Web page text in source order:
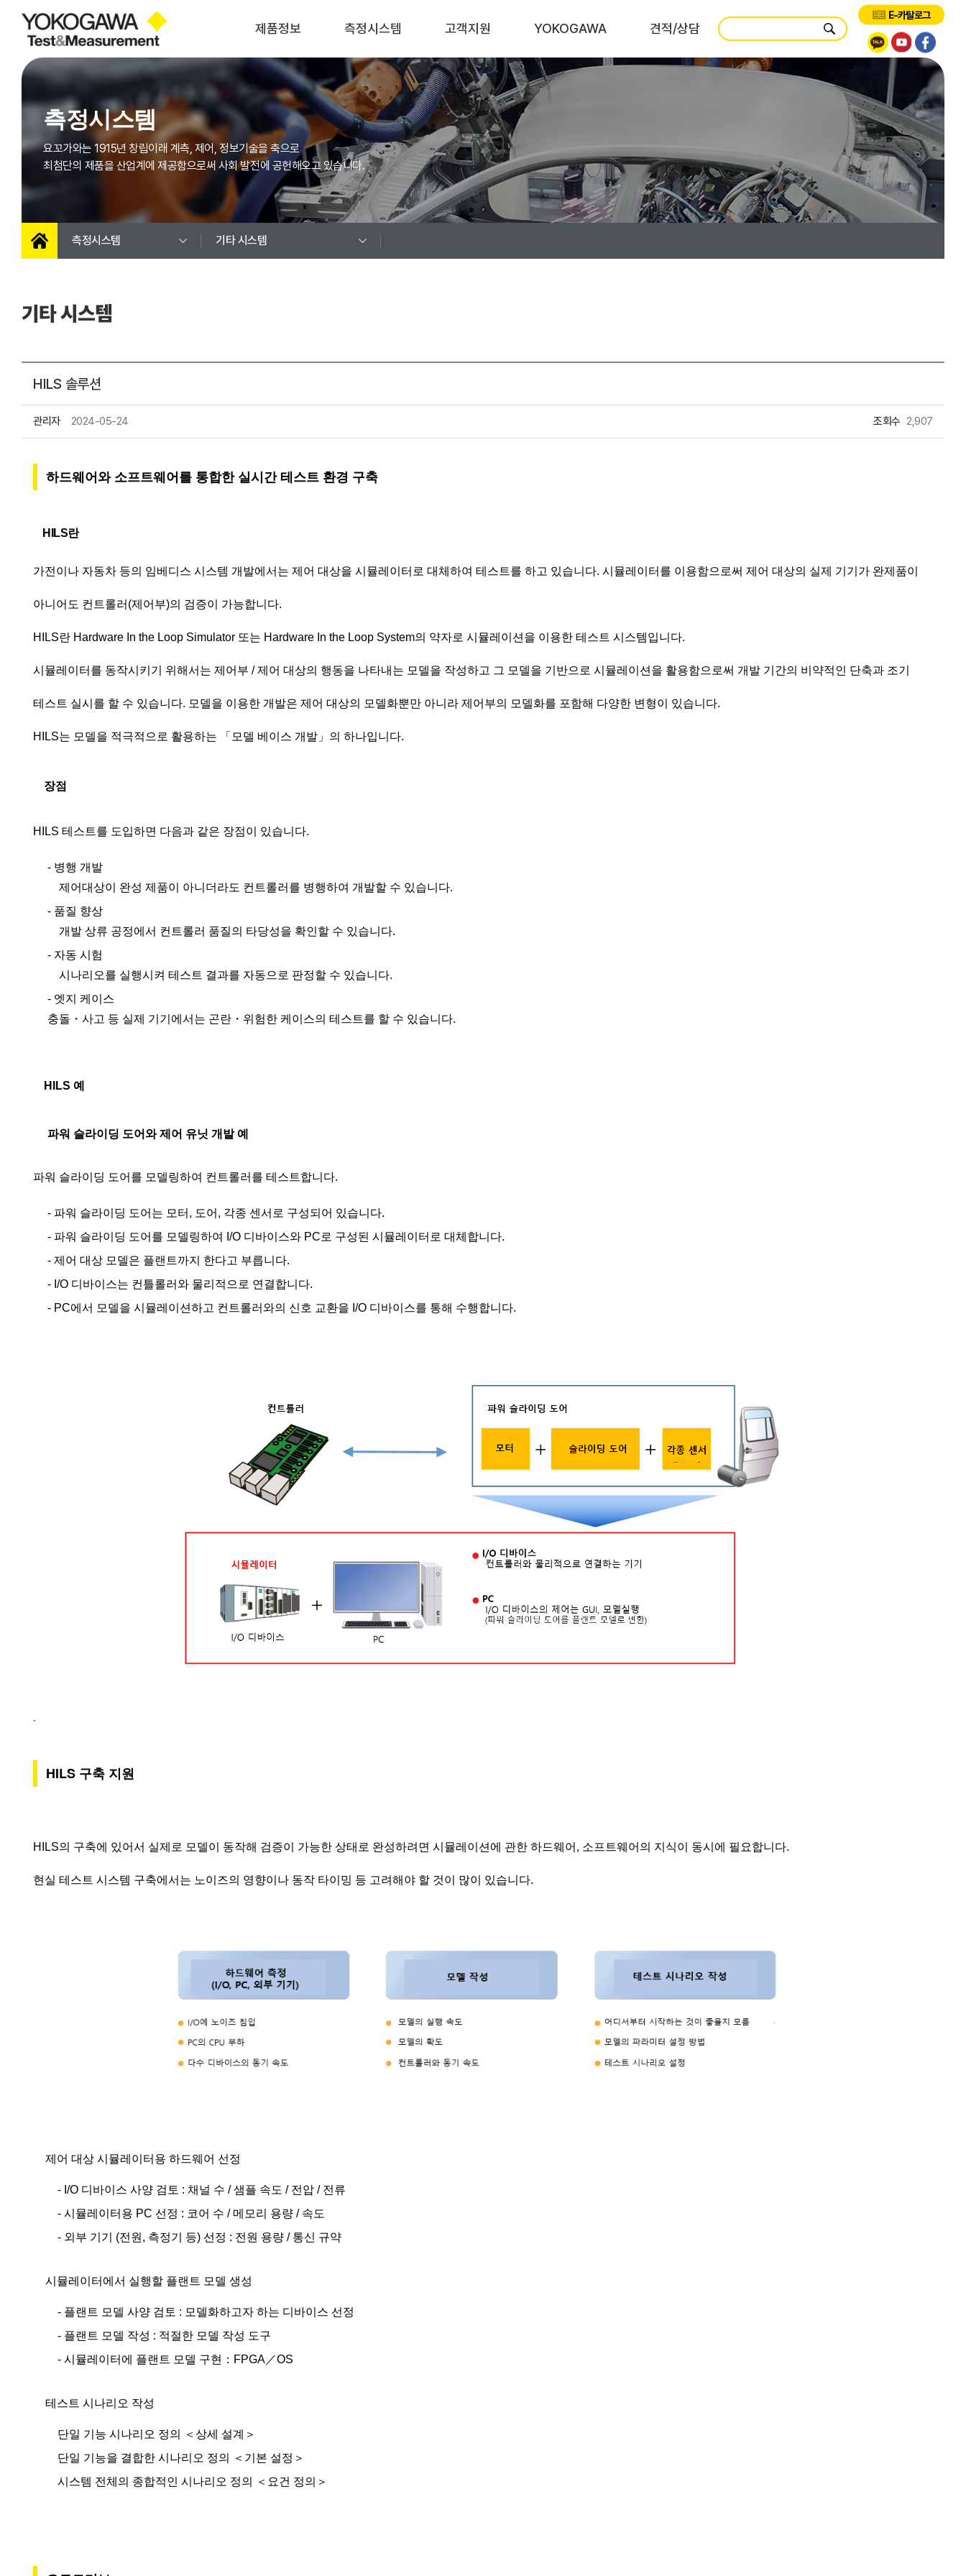
제품정보
파워 아날라이저
오실로스코프
스코프코더
모듈 (스코프코더)
레코더
광스펙트럼
아날라이저
광 측정장비
SMU(소스 & 메저
유닛)
고정밀 캘리브레이터
압력측정기
멀티미터
펑션 제너레이터
휴대용 캘리브레이터
휴대용 측정기
측정시스템
측정시스템
자동차
신재생 에너지
가전
철손 측정 시스템
기타 시스템
고객지원
산업별 어플리케이션
제품기초지식
White Papers
Videos
다운로드
Q&A
YOKOGAWA
대리점안내
오시는길
이벤트
견적/상담
교육요청
E-카탈로그
측정시스템
요꼬가와는 1915년 창립이래 계측, 제어, 정보기술을 축으로
최첨단의 제품을 산업계에 제공함으로써 사회 발전에 공헌해오고 있습니다.
측정시스템 기타 시스템
기타 시스템
HILS 솔루션
관리자 2024-05-24 조회수 2,907
하드웨어와 소프트웨어를 통합한 실시간 테스트 환경 구축
HILS란
가전이나 자동차 등의 임베디스 시스템 개발에서는 제어 대상을 시뮬레이터로 대체하여 테스트를 하고 있습니다. 시뮬레이터를 이용함으로써 제어 대상의 실제 기기가 완제품이
아니어도 컨트롤러(제어부)의 검증이 가능합니다.
HILS란 Hardware In the Loop Simulator 또는 Hardware In the Loop System의 약자로 시뮬레이션을 이용한 테스트 시스템입니다.
시뮬레이터를 동작시키기 위해서는 제어부 / 제어 대상의 행동을 나타내는 모델을 작성하고 그 모델을 기반으로 시뮬레이션을 활용함으로써 개발 기간의 비약적인 단축과 조기
테스트 실시를 할 수 있습니다. 모델을 이용한 개발은 제어 대상의 모델화뿐만 아니라 제어부의 모델화를 포함해 다양한 변형이 있습니다.
HILS는 모델을 적극적으로 활용하는 「모델 베이스 개발」의 하나입니다.
장점
HILS 테스트를 도입하면 다음과 같은 장점이 있습니다.
- 병행 개발
제어대상이 완성 제품이 아니더라도 컨트롤러를 병행하여 개발할 수 있습니다.
- 품질 향상
개발 상류 공정에서 컨트롤러 품질의 타당성을 확인할 수 있습니다.
- 자동 시험
시나리오를 실행시켜 테스트 결과를 자동으로 판정할 수 있습니다.
- 엣지 케이스
충돌・사고 등 실제 기기에서는 곤란・위험한 케이스의 테스트를 할 수 있습니다.
HILS 예
파워 슬라이딩 도어와 제어 유닛 개발 예
파워 슬라이딩 도어를 모델링하여 컨트롤러를 테스트합니다.
- 파워 슬라이딩 도어는 모터, 도어, 각종 센서로 구성되어 있습니다.
- 파워 슬라이딩 도어를 모델링하여 I/O 디바이스와 PC로 구성된 시뮬레이터로 대체합니다.
- 제어 대상 모델은 플랜트까지 한다고 부릅니다.
- I/O 디바이스는 컨틀롤러와 물리적으로 연결합니다.
- PC에서 모델을 시뮬레이션하고 컨트롤러와의 신호 교환을 I/O 디바이스를 통해 수행합니다.
.
HILS 구축 지원
HILS의 구축에 있어서 실제로 모델이 동작해 검증이 가능한 상태로 완성하려면 시뮬레이션에 관한 하드웨어, 소프트웨어의 지식이 동시에 필요합니다.
현실 테스트 시스템 구축에서는 노이즈의 영향이나 동작 타이밍 등 고려해야 할 것이 많이 있습니다.
제어 대상 시뮬레이터용 하드웨어 선정
- I/O 디바이스 사양 검토 : 채널 수 / 샘플 속도 / 전압 / 전류
- 시뮬레이터용 PC 선정 : 코어 수 / 메모리 용량 / 속도
- 외부 기기 (전원, 측정기 등) 선정 : 전원 용량 / 통신 규약
시뮬레이터에서 실행할 플랜트 모델 생성
- 플랜트 모델 사양 검토 : 모델화하고자 하는 디바이스 선정
- 플랜트 모델 작성 : 적절한 모델 작성 도구
- 시뮬레이터에 플랜트 모델 구현：FPGA／OS
테스트 시나리오 작성
단일 기능 시나리오 정의 ＜상세 설계＞
단일 기능을 결합한 시나리오 정의 ＜기본 설정＞
시스템 전체의 종합적인 시나리오 정의 ＜요건 정의＞